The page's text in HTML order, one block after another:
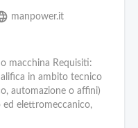
manpower.it
macchina Requisiti:
in ambito tecnico
automazione o affini)
elettromeccanico,